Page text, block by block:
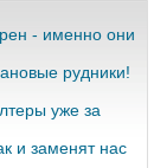
- именно они
рудники!
уже за
и заменят нас